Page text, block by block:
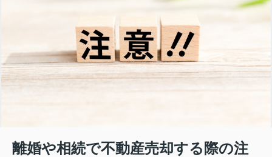
離婚や相続で不動産売却する際の注